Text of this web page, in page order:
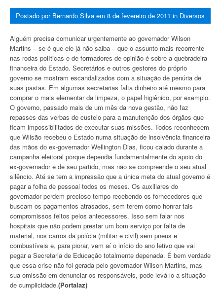
Postado por Bernardo Silva em 8 de fevereiro de 2011 in Diversos
Alguém precisa comunicar urgentemente ao governador Wilson
Martins – se é que ele já não saiba – que o assunto mais recorrente
nas rodas políticas e de formadores de opinião é sobre a quebradeira
financeira do Estado. Secretários e outros gestores do próprio
governo se mostram escandalizados com a situação de penúria de
suas pastas. Em algumas secretarias falta dinheiro até mesmo para
comprar o mais elementar da limpeza, o papel higiênico, por exemplo.
O governo, passado mais de um mês da nova gestão, não faz
repasses das verbas de custeio para a manutenção dos órgãos que
ficam impossibilitados de executar suas missões. Todos reconhecem
que Wilsão recebeu o Estado numa situação de insolvência financeira
das mãos do ex-governador Wellington Dias, ficou calado durante a
campanha eleitoral porque dependia fundamentalmente do apoio do
ex-governador e de seu partido, mas não se compreende o seu atual
silêncio. Até se tem a impressão que a única meta do atual governo é
pagar a folha de pessoal todos os meses. Os auxiliares do
governador perdem precioso tempo recebendo os fornecedores que
buscam os pagamentos atrasados, sem terem como honrar tais
compromissos feitos pelos antecessores. Isso sem falar nos
hospitais que não podem prestar um bom serviço por falta de
material, nos carros da polícia (militar e civil) sem pneus e
combustíveis e, para piorar, vem aí o início do ano letivo que vai
pegar a Secretaria de Educação totalmente depenada. É bem verdade
que essa crise não foi gerada pelo governador Wilson Martins, mas
sua omissão em denunciar os responsáveis, pode levá-lo a situação
de cumplicidade.(Portalaz)